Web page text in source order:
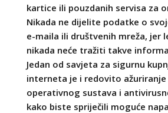
kartice ili pouzdanih servisa za
Nikada ne dijelite podatke o
e-maila ili društvenih mreža, jer
nikada neće tražiti takve
Jedan od savjeta za sigurnu
interneta je i redovito ažuriranje
operativnog sustava i
kako biste spriječili moguće